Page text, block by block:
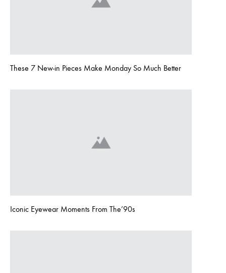
These 7 New-in Pieces Make Monday So Much Better
Iconic Eyewear Moments From The’90s